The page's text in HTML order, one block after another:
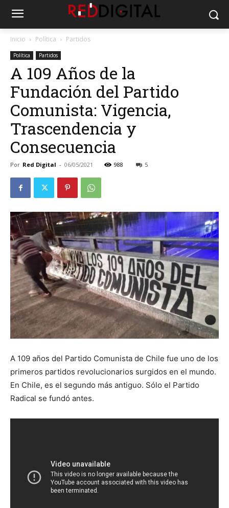
Inicio Política Partidos
Política Partidos
A 109 Años de la
Fundación del Partido
Comunista: Vigencia,
Trascendencia y
Consecuencia
Por Red Digital - 06/05/2021 988 5
A 109 años del Partido Comunista de Chile fue uno de los
primeros partidos revolucionarios surgidos en el mundo.
En Chile, es el segundo más antiguo. Sólo el Partido
Radical se fundó antes.